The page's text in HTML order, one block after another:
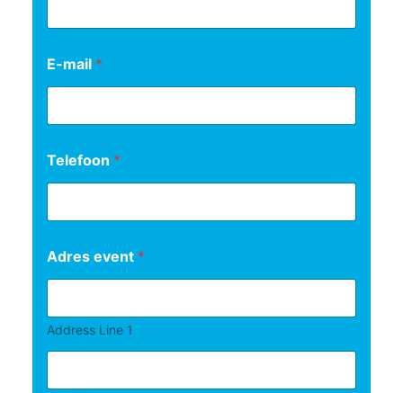
E-mail *
Telefoon *
Adres event *
Address Line 1